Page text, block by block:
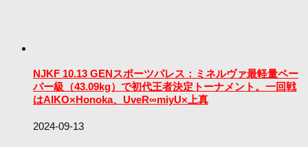
NJKF 10.13 GENスポーツパレス：ミネルヴァ最軽量ペー
パー級（43.09kg）で初代王者決定トーナメント。一回戦
はAIKO×Honoka、UveR∞miyU×上真
2024-09-13